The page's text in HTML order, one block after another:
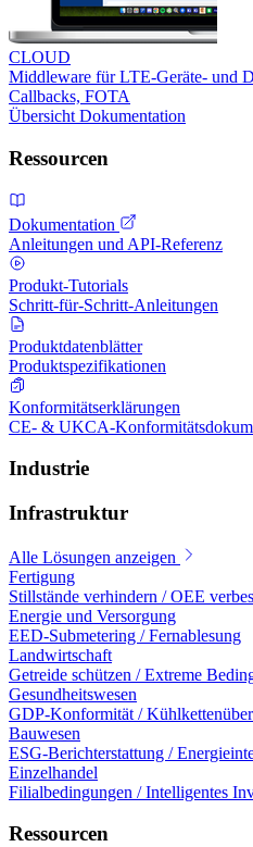
CLOUD
Middleware für LTE-Geräte- und
Callbacks, FOTA
Übersicht Dokumentation
Ressourcen
Dokumentation
Anleitungen und API-Referenz
Produkt-Tutorials
Schritt-für-Schritt-Anleitungen
Produktdatenblätter
Produktspezifikationen
Konformitätserklärungen
CE- & UKCA-
Industrie
Infrastruktur
Alle Lösungen anzeigen
Fertigung
Stillstände verhindern / OEE
Energie und Versorgung
EED-Submetering / Fernablesung
Landwirtschaft
Getreide schützen / Extreme
Gesundheitswesen
GDP-Konformität /
Bauwesen
ESG-Berichterstattung /
Einzelhandel
Filialbedingungen / Intelligentes
Ressourcen